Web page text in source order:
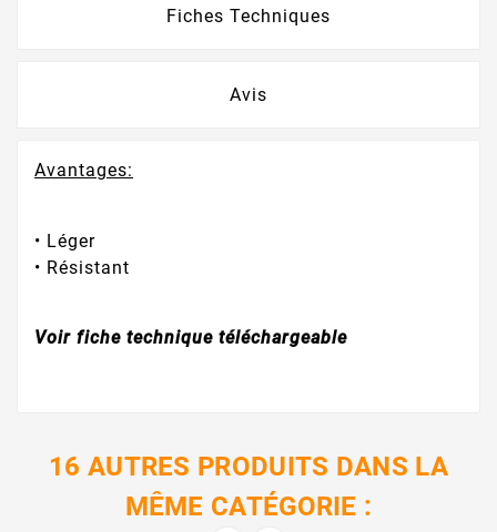
Fiches Techniques
Avis
Avantages:
• Léger
• Résistant
Voir fiche technique téléchargeable
16 AUTRES PRODUITS DANS LA
MÊME CATÉGORIE :